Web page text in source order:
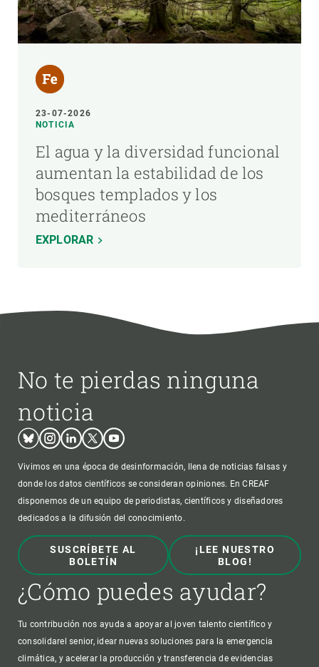
23-07-2026
NOTICIA
El agua y la diversidad funcional
aumentan la estabilidad de los
bosques templados y los
mediterráneos
EXPLORAR
No te pierdas ninguna
noticia
BlueskyInstagram
LinkedinTwitterYoutube
Vivimos en una época de desinformación, llena de noticias falsas y
donde los datos científicos se consideran opiniones. En CREAF
disponemos de un equipo de periodistas, científicos y diseñadores
dedicados a la difusión del conocimiento.
SUSCRÍBETE AL
BOLETÍN
¡LEE NUESTRO
BLOG!
¿Cómo puedes ayudar?
Tu contribución nos ayuda a apoyar al joven talento científico y
consolidarel senior, idear nuevas soluciones para la emergencia
climática, y acelerar la producción y transferencia de evidencias